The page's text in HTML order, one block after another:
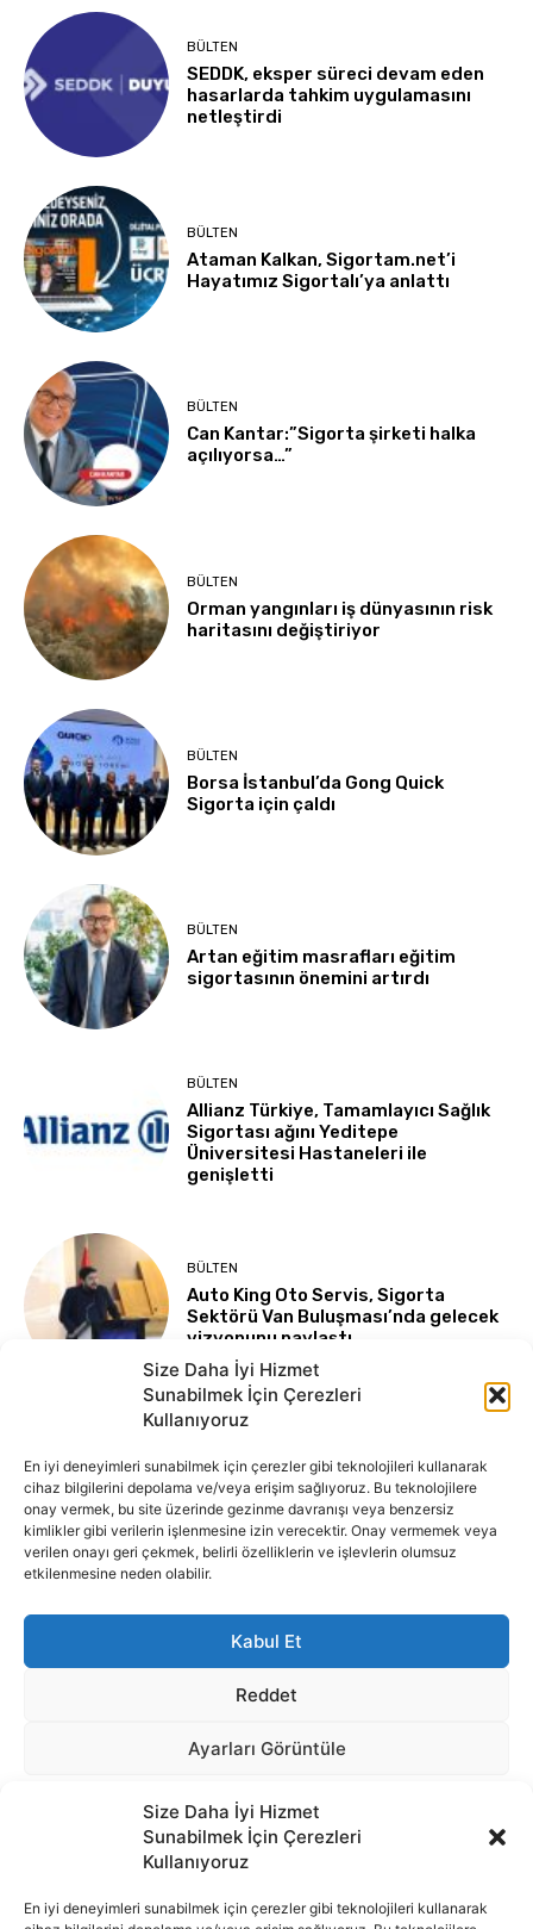
Size Daha İyi Hizmet
Sunabilmek İçin Çerezleri
Kullanıyoruz
En iyi deneyimleri sunabilmek için çerezler gibi teknolojileri kullanarak